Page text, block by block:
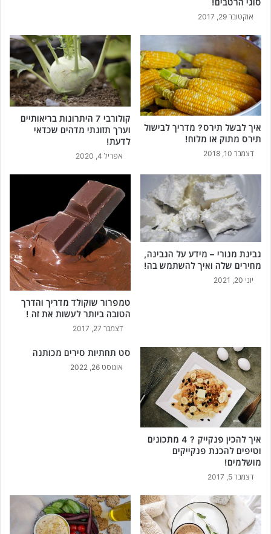
אוקטובר 29, 2017
איך לבשל תירס? מדריך לבישול
תירס מתוק או מלוח!
דצמבר 10, 2018
קולורבי 7 היתרונות בריאותיים
וערך תזונתי מדהים שכדאי
לדעת!
אפריל 4, 2020
גבינת מנורי – מידע על הגבינה,
מחירים שלה ואיך להשתמש בה!
יוני 20, 2021
טמפרור שוקולד מדריך והדרך
הטובה ביותר לעשות את זה !
דצמבר 27, 2017
איך להכין פנקייק ? 4 מתכונים
וטיפים להכנת פנקייקים
מושלמים!
דצמבר 5, 2017
סט תחתיות סירים מכותנה
אוגוסט 26, 2022